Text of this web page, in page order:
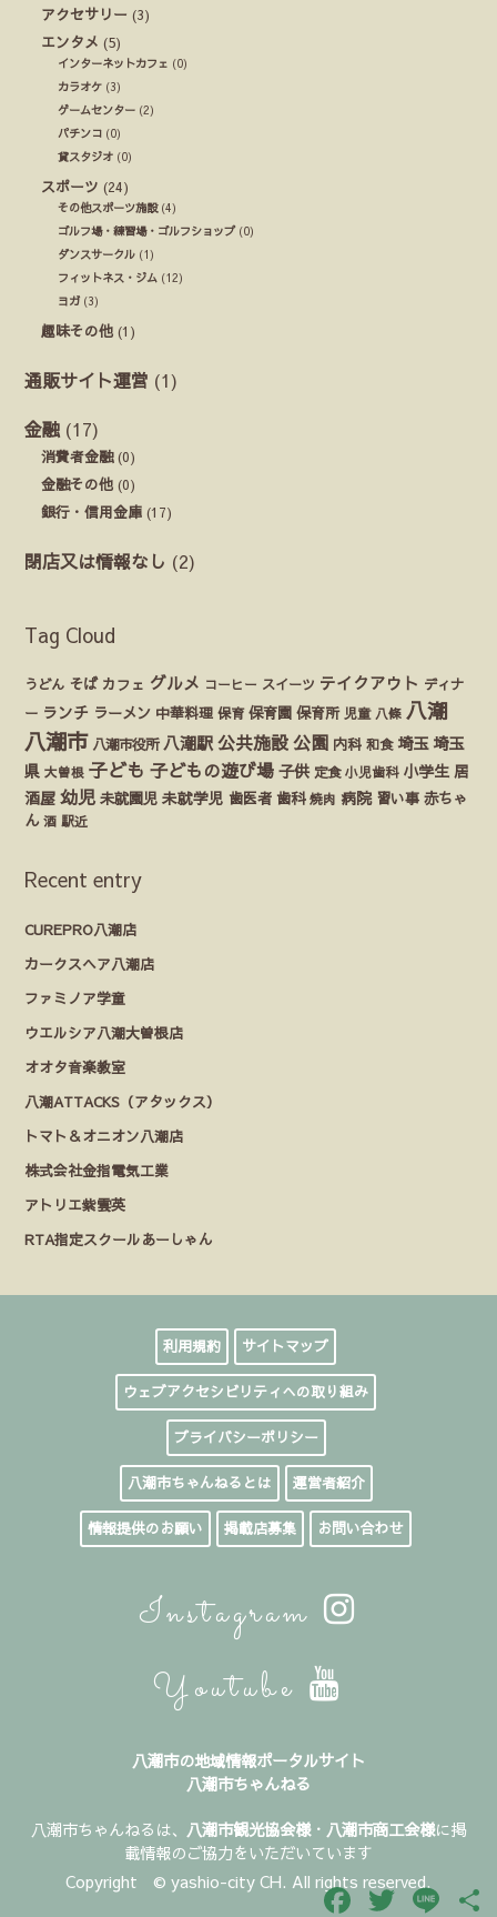
アクセサリー (3)
エンタメ (5)
インターネットカフェ (0)
カラオケ (3)
ゲームセンター (2)
パチンコ (0)
貸スタジオ (0)
スポーツ (24)
その他スポーツ施設(4)
ゴルフ場・練習場・ゴルフショップ(0)
ダンスサークル (1)
フィットネス・ジム (12)
ヨガ (3)
趣味その他 (1)
通販サイト運営 (1)
金融 (17)
消費者金融(0)
金融その他 (0)
銀行・信用金庫 (17)
閉店又は情報なし (2)
Tag Cloud
うどん そば カフェ グルメ コーヒー スイーツ テイクアウト ディナ
ー ランチ ラーメン 中華料理 保育 保育園 保育所 児童 八條 八潮
八潮市 八潮市役所 八潮駅 公共施設 公園 内科 和食 埼玉 埼玉
県 大曽根 子ども 子どもの遊び場 子供 定食 小児歯科 小学生 居
酒屋 幼児 未就園児 未就学児 歯医者 歯科 焼肉 病院 習い事 赤ちゃ
ん 酒 駅近
Recent entry
CUREPRO八潮店
カークスヘア八潮店
ファミノア学童
ウエルシア八潮大曽根店
オオタ音楽教室
八潮ATTACKS（アタックス）
トマト＆オニオン八潮店
株式会社金指電気工業
アトリエ紫雲英
RTA指定スクールあーしゃん
利用規約 サイトマップ
ウェブアクセシビリティへの取り組み
プライバシーポリシー
八潮市ちゃんねるとは 運営者紹介
情報提供のお願い 掲載店募集 お問い合わせ
Instagram
Youtube
八潮市の地域情報ポータルサイト
八潮市ちゃんねる
八潮市ちゃんねるは、 八潮市観光協会様・ 八潮市商工会様に掲
載情報のご協力をいただいています
Copyright © yashio-city CH. All rights reserved.
Facebook
TwitterLine